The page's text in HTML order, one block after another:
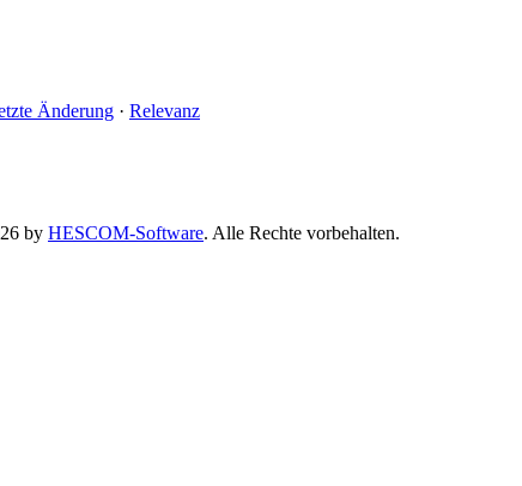
Änderung · Relevanz
by HESCOM-Software. Alle Rechte vorbehalten.